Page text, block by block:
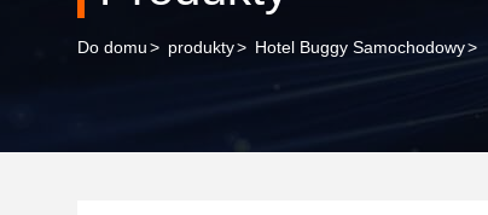
Do domu> produkty> Hotel Buggy Samochodowy>